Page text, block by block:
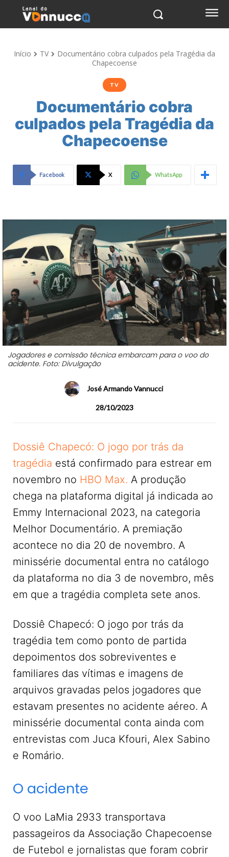
Início TV
Documentário cobra culpados pela Tragédia da
Chapecoense
TV
Documentário cobra
culpados pela Tragédia da
Chapecoense
Facebook X WhatsApp
Jogadores e comissão técnica embarcam para o voo do
acidente. Foto: Divulgação
José Armando Vannucci
28/10/2023
Dossiê Chapecó: O jogo por trás da
tragédia está confirmado para estrear em
novembro no HBO Max. A produção
chega na plataforma digital já indicada ao
Emmy Internacional 2023, na categoria
Melhor Documentário. A premiação
acontece no dia 20 de novembro. A
minissérie documental entra no catálogo
da plataforma no dia 3 de novembro, mês
em que a tragédia completa sete anos.
Dossiê Chapecó: O jogo por trás da
tragédia tem como ponto de partida
depoimentos dos sobreviventes e
familiares das vítimas e imagens de
arquivos gravadas pelos jogadores que
estavam presentes no acidente aéreo. A
minissérie documental conta ainda com
entrevistas com Juca Kfouri, Alex Sabino
e Romário.
O acidente
O voo LaMia 2933 transportava
passageiros da Associação Chapecoense
de Futebol e jornalistas que foram cobrir